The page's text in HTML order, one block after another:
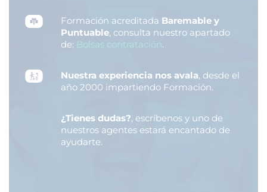
Formación acreditada Baremable y
Puntuable, consulta nuestro apartado
de: Bolsas contratación.
Nuestra experiencia nos avala, desde el
año 2000 impartiendo Formación.
¿Tienes dudas?, escríbenos y uno de
nuestros agentes estará encantado de
ayudarte.